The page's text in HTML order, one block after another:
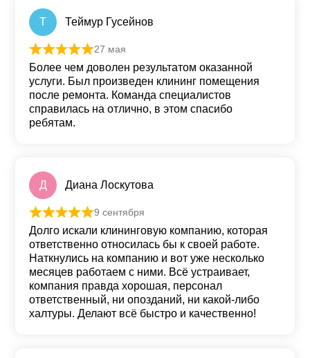
Т Теймур Гусейнов
Оценка
27 мая
Более чем доволен результатом оказанной
услуги. Был произведен клининг помещения
после ремонта. Команда специалистов
справилась на отлично, в этом спасибо
ребятам.
Д Диана Лоскутова
Оценка
9 сентября
Долго искали клининговую компанию, которая
ответственно относилась бы к своей работе.
Наткнулись на компанию и вот уже несколько
месяцев работаем с ними. Всё устраивает,
компания правда хорошая, персонал
ответственный, ни опозданий, ни какой-либо
халтуры. Делают всё быстро и качественно!